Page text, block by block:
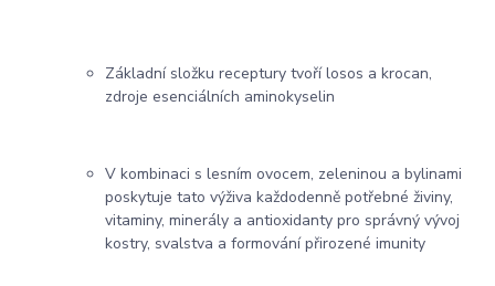
Základní složku receptury tvoří losos a krocan,
zdroje esenciálních aminokyselin
V kombinaci s lesním ovocem, zeleninou a bylinami
poskytuje tato výživa každodenně potřebné živiny,
vitaminy, minerály a antioxidanty pro správný vývoj
kostry, svalstva a formování přirozené imunity